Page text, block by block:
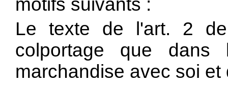
motifs suivants :
Le texte de l'art. 2
colportage que
marchandise avec soi